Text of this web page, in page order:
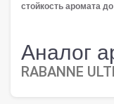
стойкость аромата
Аналог
RABANNE